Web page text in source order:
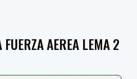
AEREA LEMA 2